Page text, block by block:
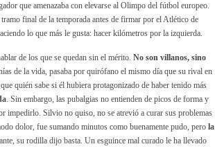
que amenazaba con elevarse al Olimpo del fútbol europeo.
final de la temporada antes de firmar por el Atlético de
lo que más le gusta: hacer kilómetros por la izquierda.
de los que se quedan sin el mérito. No son villanos, sino
de la vida, pasaba por quirófano el mismo día que su rival en
quién sabe si él hubiera protagonizado de haber tenido más
. Sin embargo, las pubalgias no entienden de picos de forma y
impedirlo. Silvio no quiso, no se atrevió a curar sus problemas
dolor, fue sumando minutos como buenamente pudo, pero la
su rodilla dijo basta. Un esguince mal curado le ha llevado